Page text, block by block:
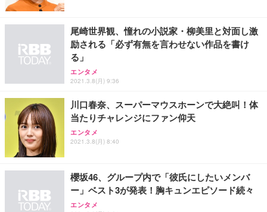
尾崎世界観、憧れの小説家・柳美里と対面し激
励される「必ず有無を言わせない作品を書け
る」
エンタメ
2021.3.8(月) 9:36
川口春奈、スーパーマウスホーンで大絶叫！体
当たりチャレンジにファン仰天
エンタメ
2021.3.8(月) 8:40
櫻坂46、グループ内で「彼氏にしたいメンバ
ー」ベスト3が発表！胸キュンエピソード続々
エンタメ